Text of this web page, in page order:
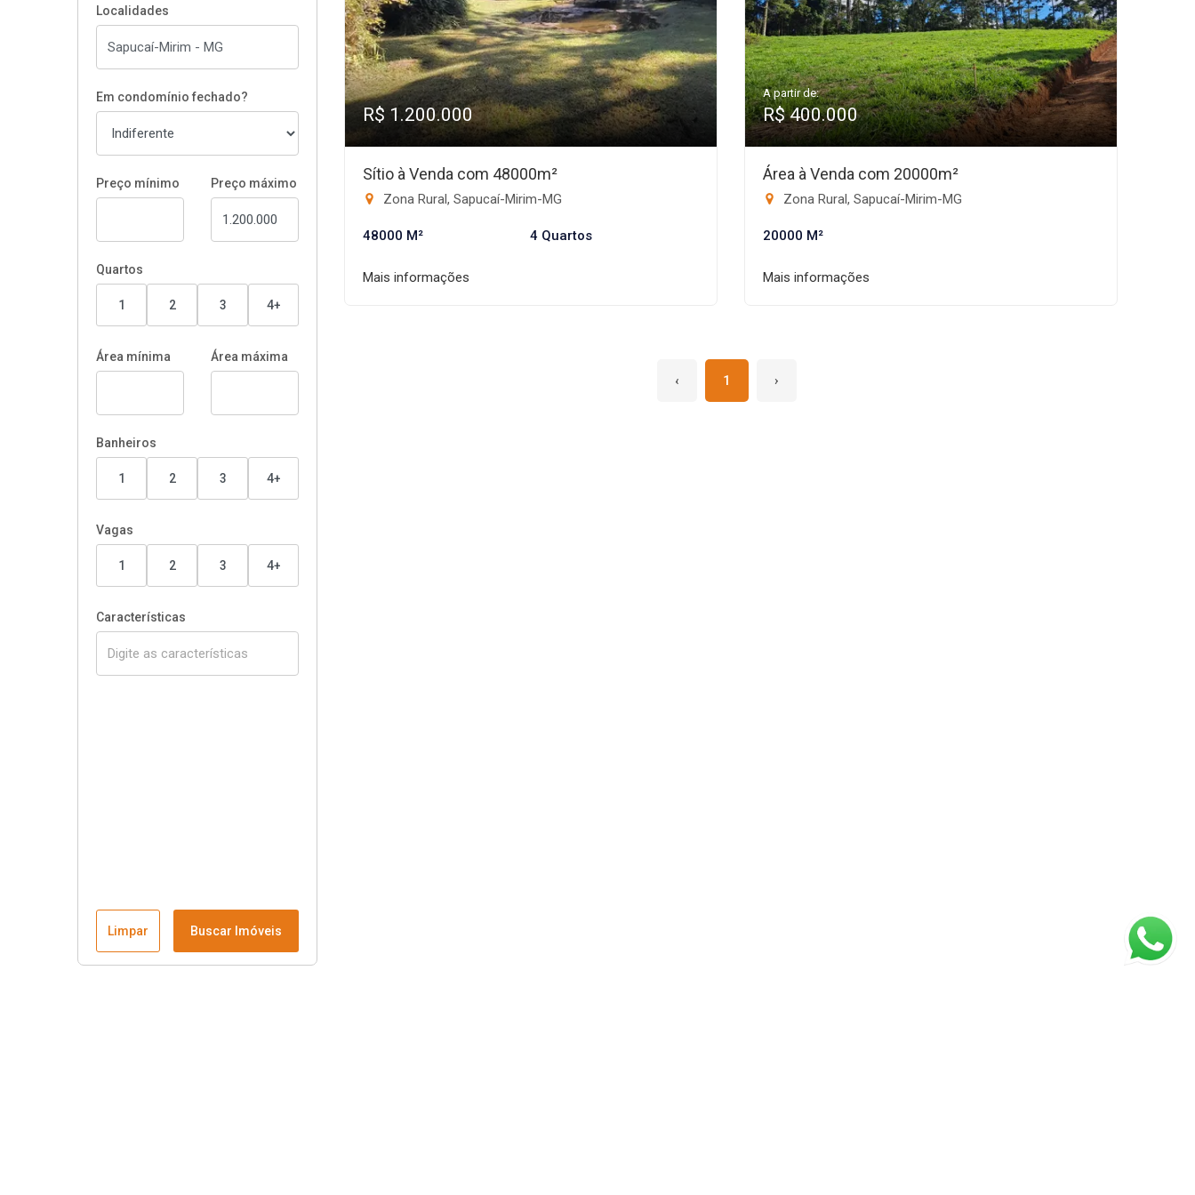
Localidades
Em condomínio fechado?
Preço mínimo Preço máximo
Quartos
1 2 3 4+
Área mínima Área máxima
Banheiros
1 2 3 4+
Vagas
1 2 3 4+
Características
Limpar Buscar Imóveis
R$ 1.200.000
Sítio à Venda com 48000m²
Zona Rural, Sapucaí-Mirim-MG
48000 M² 4 Quartos
Mais informações
A partir de:
R$ 400.000
Área à Venda com 20000m²
Zona Rural, Sapucaí-Mirim-MG
20000 M²
Mais informações
‹ 1 ›